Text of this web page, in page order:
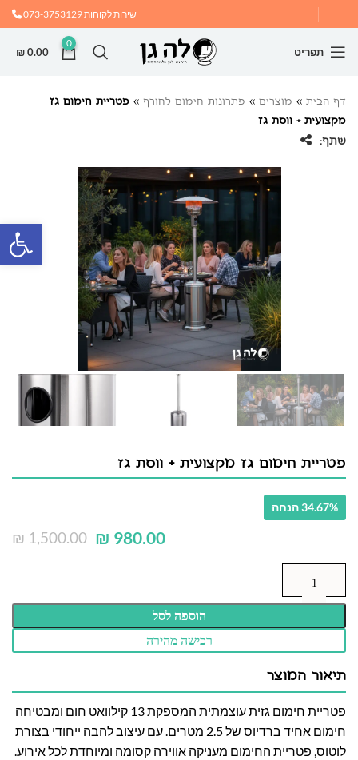
שירות לקוחות073-3753129
תפריט
0
₪0.00
דף הבית » מוצרים » פתרונות חימום לחורף » פטריית חימום גז
מקצועית + ווסת גז
שתף:
פטריית חימום גז מקצועית + ווסת גז
34.67% הנחה
₪1,500.00 ₪ 980.00
הוספה לסל
רכישה מהירה
תיאור המוצר
פטריית חימום גזית עוצמתית המספקת 13 קילוואט חום ומבטיחה
חימום אחיד ברדיוס של 2.5 מטרים. עם עיצוב להבה ייחודי בצורת
לוטוס, פטריית החימום מעניקה אווירה קסומה ומיוחדת לכל אירוע.